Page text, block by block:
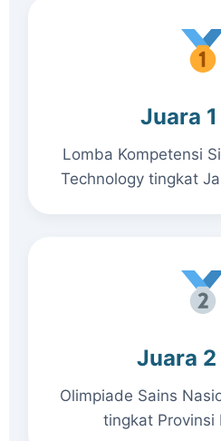
Juara
Lomba Kompetensi
Technology tingkat
Juara 2
Olimpiade Sains
tingkat Provinsi